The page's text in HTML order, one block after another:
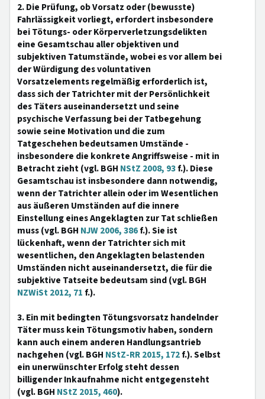
2. Die Prüfung, ob Vorsatz oder (bewusste)
Fahrlässigkeit vorliegt, erfordert insbesondere
bei Tötungs- oder Körperverletzungsdelikten
eine Gesamtschau aller objektiven und
subjektiven Tatumstände, wobei es vor allem bei
der Würdigung des voluntativen
Vorsatzelements regelmäßig erforderlich ist,
dass sich der Tatrichter mit der Persönlichkeit
des Täters auseinandersetzt und seine
psychische Verfassung bei der Tatbegehung
sowie seine Motivation und die zum
Tatgeschehen bedeutsamen Umstände -
insbesondere die konkrete Angriffsweise - mit in
Betracht zieht (vgl. BGH NStZ 2008, 93f.). Diese
Gesamtschau ist insbesondere dann notwendig,
wenn der Tatrichter allein oder im Wesentlichen
aus äußeren Umständen auf die innere
Einstellung eines Angeklagten zur Tat schließen
muss (vgl. BGH NJW 2006, 386f.). Sie ist
lückenhaft, wenn der Tatrichter sich mit
wesentlichen, den Angeklagten belastenden
Umständen nicht auseinandersetzt, die für die
subjektive Tatseite bedeutsam sind (vgl. BGH
NZWiSt 2012, 71f.).
3. Ein mit bedingten Tötungsvorsatz handelnder
Täter muss kein Tötungsmotiv haben, sondern
kann auch einem anderen Handlungsantrieb
nachgehen (vgl. BGH NStZ-RR 2015, 172f.). Selbst
ein unerwünschter Erfolg steht dessen
billigender Inkaufnahme nicht entgegensteht
(vgl. BGH NStZ 2015, 460).